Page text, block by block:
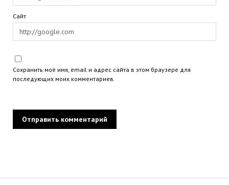
Сайт
Сохранить моё имя, email и адрес сайта в этом браузере для
последующих моих комментариев.